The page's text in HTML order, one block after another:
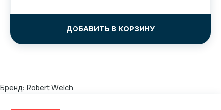
ДОБАВИТЬ В КОРЗИНУ
Бренд: Robert Welch